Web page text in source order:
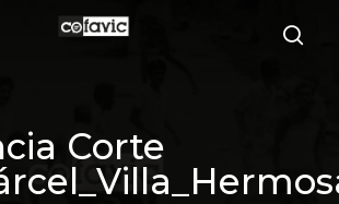
Corte